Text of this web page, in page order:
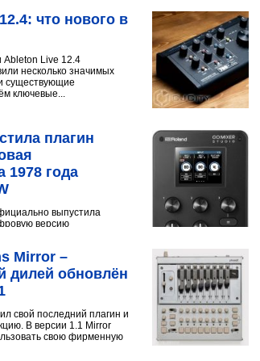
что нового в
Ableton Live 12.4
несколько значимых
существующие
ключевые...
плагин
1978 года
выпустила
версию
Mirror –
дилей обновлён
свой последний плагин и
В версии 1.1 Mirror
свою фирменную